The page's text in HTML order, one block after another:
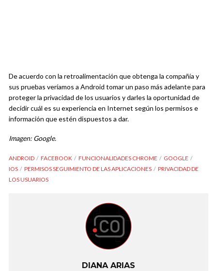
De acuerdo con la retroalimentación que obtenga la compañía y
sus pruebas veríamos a Android tomar un paso más adelante para
proteger la privacidad de los usuarios y darles la oportunidad de
decidir cuál es su experiencia en Internet según los permisos e
información que estén dispuestos a dar.
Imagen: Google.
ANDROID FACEBOOK FUNCIONALIDADES CHROME
GOOGLE
IOS
PERMISOS SEGUIMIENTO DE LAS APLICACIONES
PRIVACIDAD DE
LOS USUARIOS
DIANA ARIAS